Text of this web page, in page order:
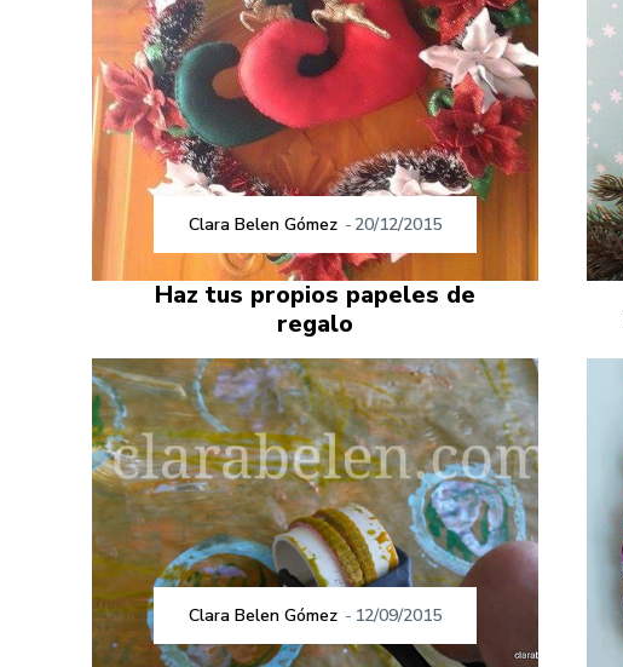
Clara Belen Gómez - 20/12/2015
Haz tus propios papeles de
regalo
Clara Belen Gómez - 12/09/2015